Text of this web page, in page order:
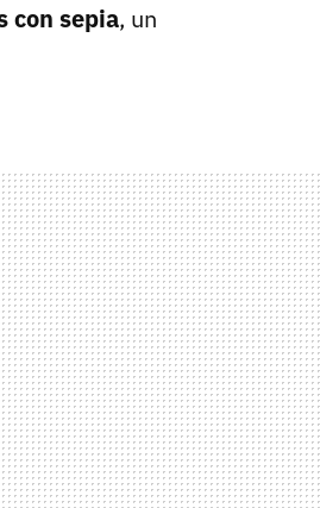
con sepia, un